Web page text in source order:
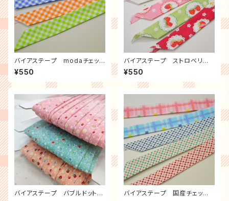
バイアステープ modaチェッ
ク ３ｍパック
¥550
バイアステープ ストロベリー
レース ３ｍパック
¥550
バイアステープ バブルドット
バイアステープ 国産チェッ